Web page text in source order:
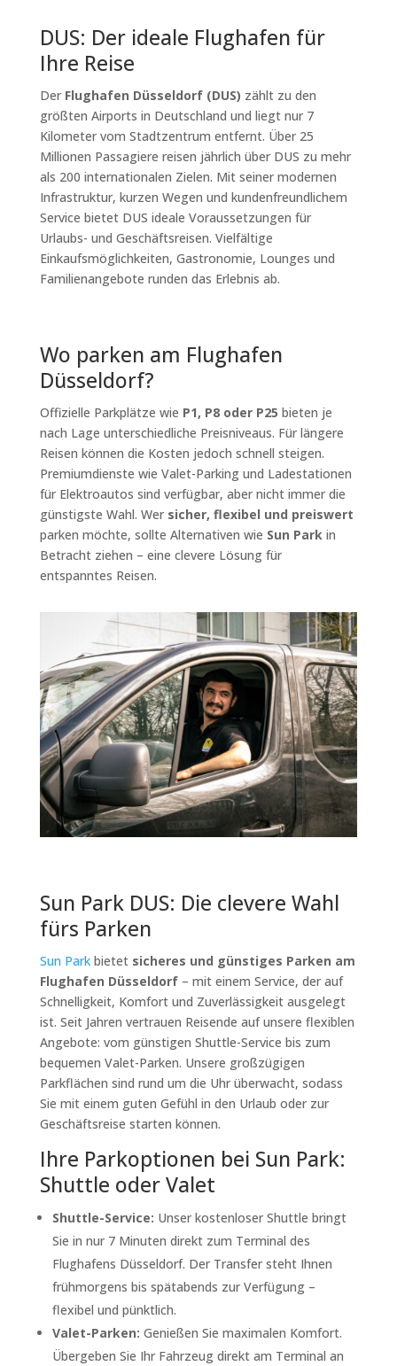
DUS: Der ideale Flughafen für
Ihre Reise
Der Flughafen Düsseldorf (DUS) zählt zu den
größten Airports in Deutschland und liegt nur 7
Kilometer vom Stadtzentrum entfernt. Über 25
Millionen Passagiere reisen jährlich über DUS zu mehr
als 200 internationalen Zielen. Mit seiner modernen
Infrastruktur, kurzen Wegen und kundenfreundlichem
Service bietet DUS ideale Voraussetzungen für
Urlaubs- und Geschäftsreisen. Vielfältige
Einkaufsmöglichkeiten, Gastronomie, Lounges und
Familienangebote runden das Erlebnis ab.
Wo parken am Flughafen
Düsseldorf?
Offizielle Parkplätze wie P1, P8 oder P25 bieten je
nach Lage unterschiedliche Preisniveaus. Für längere
Reisen können die Kosten jedoch schnell steigen.
Premiumdienste wie Valet-Parking und Ladestationen
für Elektroautos sind verfügbar, aber nicht immer die
günstigste Wahl. Wer sicher, flexibel und preiswert
parken möchte, sollte Alternativen wie Sun Park in
Betracht ziehen – eine clevere Lösung für
entspanntes Reisen.
Sun Park DUS: Die clevere Wahl
fürs Parken
Sun Parkbietet sicheres und günstiges Parken am
Flughafen Düsseldorf– mit einem Service, der auf
Schnelligkeit, Komfort und Zuverlässigkeit ausgelegt
ist. Seit Jahren vertrauen Reisende auf unsere flexiblen
Angebote: vom günstigen Shuttle-Service bis zum
bequemen Valet-Parken. Unsere großzügigen
Parkflächen sind rund um die Uhr überwacht, sodass
Sie mit einem guten Gefühl in den Urlaub oder zur
Geschäftsreise starten können.
Ihre Parkoptionen bei Sun Park:
Shuttle oder Valet
Shuttle-Service: Unser kostenloser Shuttle bringt
Sie in nur 7 Minuten direkt zum Terminal des
Flughafens Düsseldorf. Der Transfer steht Ihnen
frühmorgens bis spätabends zur Verfügung –
flexibel und pünktlich.
Valet-Parken: Genießen Sie maximalen Komfort.
Übergeben Sie Ihr Fahrzeug direkt am Terminal an